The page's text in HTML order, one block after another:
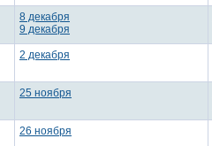
8 декабря
9 декабря
2 декабря
25 ноября
26 ноября